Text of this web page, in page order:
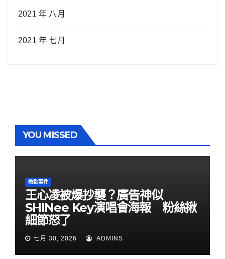
2021 年 八月
2021 年 七月
YOU MISSED
熱點事件
王心凌被爆抄襲？廣告神似
SHINee Key演唱會海報 粉絲揪
細節怒了
七月 30, 2026 ADMINS